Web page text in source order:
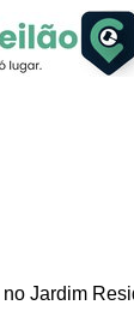
Jardim